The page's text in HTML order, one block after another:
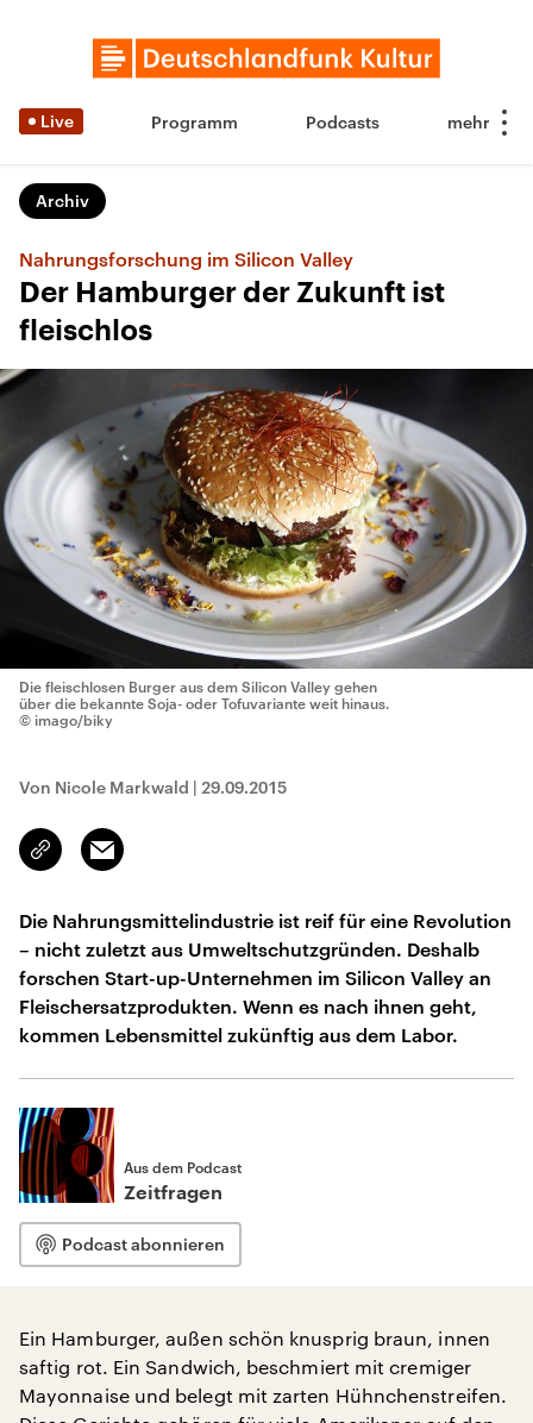
Live Programm Podcasts
Archiv
Nahrungsforschung im Silicon Valley
Der Hamburger der Zukunft ist
fleischlos
Die fleischlosen Burger aus dem Silicon Valley gehen
über die bekannte Soja- oder Tofuvariante weit hinaus.
© imago/biky
Von Nicole Markwald | 29.09.2015
Link
kopieren/teilen
Email
Die Nahrungsmittelindustrie ist reif für eine Revolution
– nicht zuletzt aus Umweltschutzgründen. Deshalb
forschen Start-up-Unternehmen im Silicon Valley an
Fleischersatzprodukten. Wenn es nach ihnen geht,
kommen Lebensmittel zukünftig aus dem Labor.
Aus dem Podcast
Zeitfragen
Podcast abonnieren
Ein Hamburger, außen schön knusprig braun, innen
saftig rot. Ein Sandwich, beschmiert mit cremiger
Mayonnaise und belegt mit zarten Hühnchenstreifen.